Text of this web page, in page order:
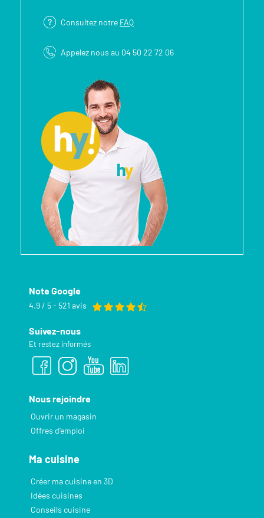
Consultez notre FAQ
Appelez nous au 04 50 22 72 06
Note Google
4.9 / 5 - 521 avis
Suivez-nous
Et restez informés
Nous rejoindre
Ouvrir un magasin
Offres d’emploi
Ma cuisine
Créer ma cuisine en 3D
Idées cuisines
Conseils cuisine